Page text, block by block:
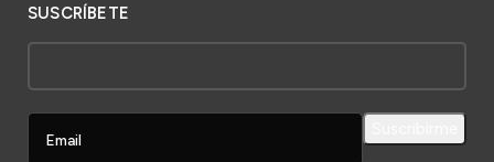
SUSCRÍBETE